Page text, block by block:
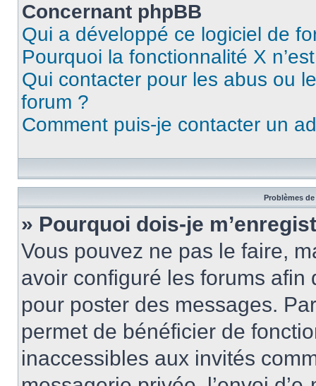
Concernant phpBB
Qui a développé ce logiciel de
Pourquoi la fonctionnalité X
Qui contacter pour les abus ou
forum ?
Comment puis-je contacter un
Problèmes
» Pourquoi dois-je
Vous pouvez ne pas le faire,
avoir configuré les forums afin
pour poster des messages.
permet de bénéficier de
inaccessibles aux invités